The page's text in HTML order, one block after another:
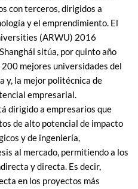
con terceros, dirigidos a
y el emprendimiento. El
(ARWU) 2016
sitúa, por quinto año
mejores universidades del
y, la mejor politécnica de
empresarial.
dirigido a empresarios que
de alto potencial de impacto
y de ingeniería,
al mercado, permitiendo a los
y directa. Es decir,
en los proyectos más